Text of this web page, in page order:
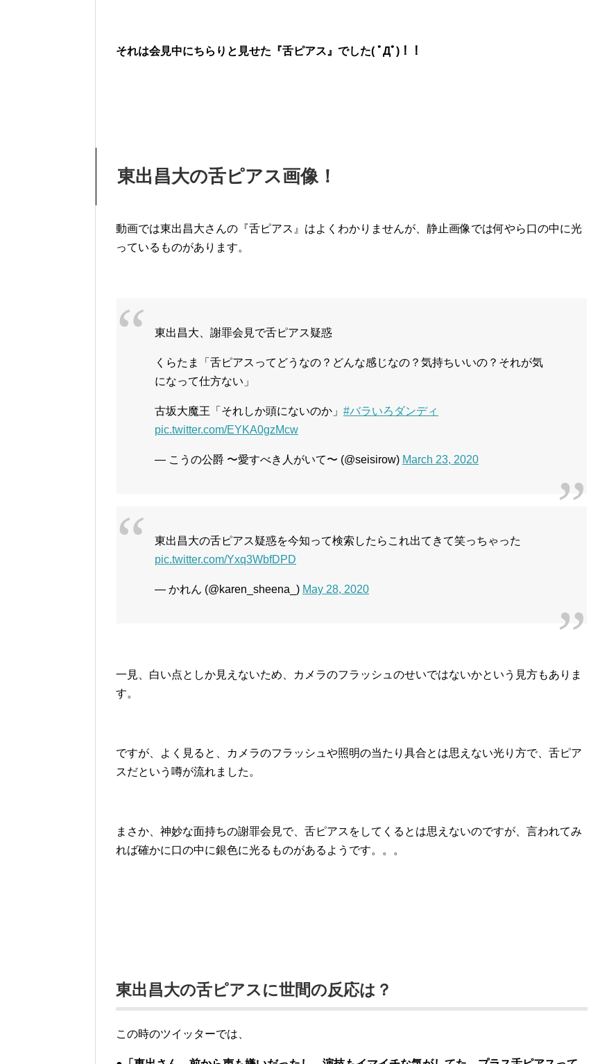
それは会見中にちらりと見せた『舌ピアス』でした( ﾟДﾟ)！！
東出昌大の舌ピアス画像！
動画では東出昌大さんの『舌ピアス』はよくわかりませんが、静止画像では何やら口の中に光
っているものがあります。
東出昌大、謝罪会見で舌ピアス疑惑
くらたま「舌ピアスってどうなの？どんな感じなの？気持ちいいの？それが気
になって仕方ない」
古坂大魔王「それしか頭にないのか」 #バラいろダンディ
pic.twitter.com/EYKA0gzMcw
— こうの公爵 〜愛すべき人がいて〜 (@seisirow) March 23, 2020
東出昌大の舌ピアス疑惑を今知って検索したらこれ出てきて笑っちゃった
pic.twitter.com/Yxq3WbfDPD
— かれん (@karen_sheena_) May 28, 2020
一見、白い点としか見えないため、カメラのフラッシュのせいではないかという見方もありま
す。
ですが、よく見ると、カメラのフラッシュや照明の当たり具合とは思えない光り方で、舌ピア
スだという噂が流れました。
まさか、神妙な面持ちの謝罪会見で、舌ピアスをしてくるとは思えないのですが、言われてみ
れば確かに口の中に銀色に光るものがあるようです。。。
東出昌大の舌ピアスに世間の反応は？
この時のツイッターでは、